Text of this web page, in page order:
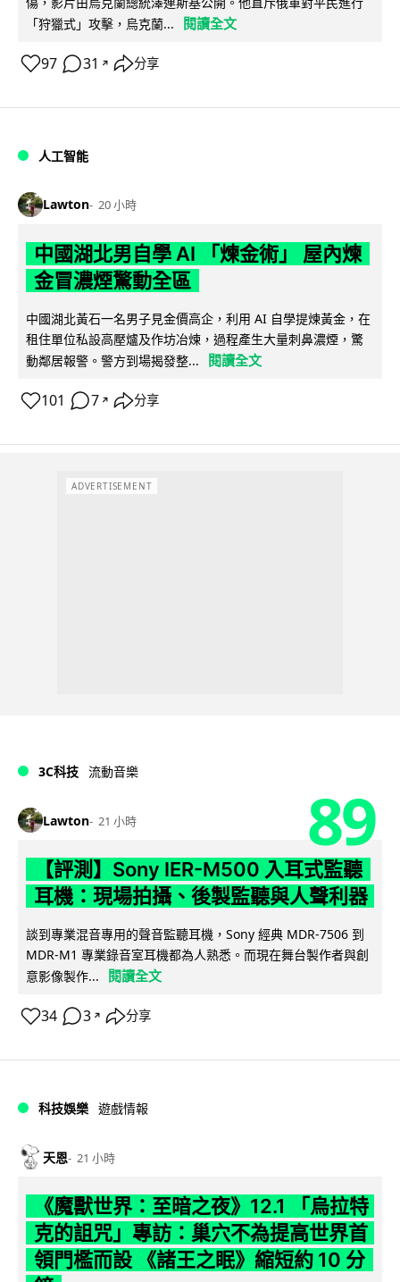
「狩獵式」攻擊，烏克蘭...
閱讀全文
97 31 ↗ 分享
人工智能
Lawton 20 小時
中國湖北男自學 AI 「煉金術」 屋內煉
金冒濃煙驚動全區
中國湖北黃石一名男子見金價高企，利用 AI 自學提煉黃金，在
租住單位私設高壓爐及作坊冶煉，過程產生大量刺鼻濃煙，驚
動鄰居報警。警方到場揭發整...
閱讀全文
101 7 ↗ 分享
ADVERTISEMENT
3C科技 流動音樂
Lawton 21 小時 89
【評測】Sony IER-M500 入耳式監聽
耳機：現場拍攝、後製監聽與人聲利器
談到專業混音專用的聲音監聽耳機，Sony 經典 MDR-7506 到
MDR-M1 專業錄音室耳機都為人熟悉。而現在舞台製作者與創
意影像製作...
閱讀全文
34 3 ↗ 分享
科技娛樂 遊戲情報
天恩 21 小時
《魔獸世界：至暗之夜》12.1 「烏拉特
克的詛咒」專訪：巢穴不為提高世界首
領門檻而設 《諸王之眠》縮短約 10 分